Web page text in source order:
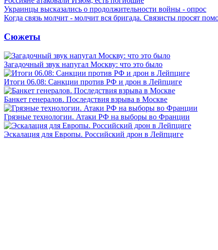
Украинцы высказались о продолжительности войны - опрос
Когда связь молчит - молчит вся бригада. Связисты просят
Сюжеты
Загадочный звук напугал Москву: что это было
Итоги 06.08: Санкции против РФ и дрон в Лейпциге
Банкет генералов. Последствия взрыва в Москве
Грязные технологии. Атаки РФ на выборы во Франции
Эскалация для Европы. Российский дрон в Лейпциге